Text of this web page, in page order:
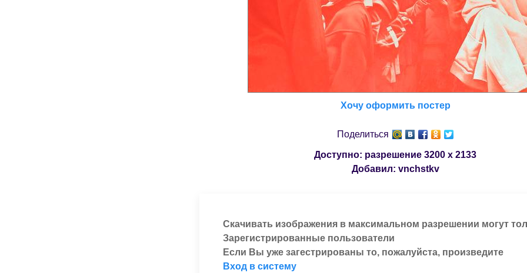
Хочу оформить постер
Поделиться
Доступно: разрешение 3200 x 2133
Добавил: vnchstkv
Скачивать изображения в максимальном разрешении могут
Зарегистрированные пользователи
Если Вы уже загестрированы то, пожалуйста, произведите
Вход в систему